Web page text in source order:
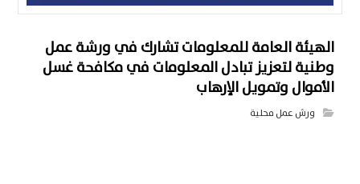
الهيئة العامة للمعلومات تشارك في ورشة عمل
وطنية لتعزيز تبادل المعلومات في مكافحة غسل
الأموال وتمويل الإرهاب
ورش عمل محلية